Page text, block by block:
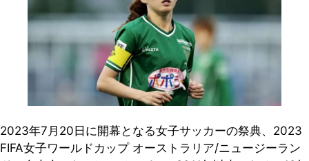
2023年7月20日に開幕となる女子サッカーの祭典、2023
FIFA女子ワールドカップ オーストラリア/ニュージーラン